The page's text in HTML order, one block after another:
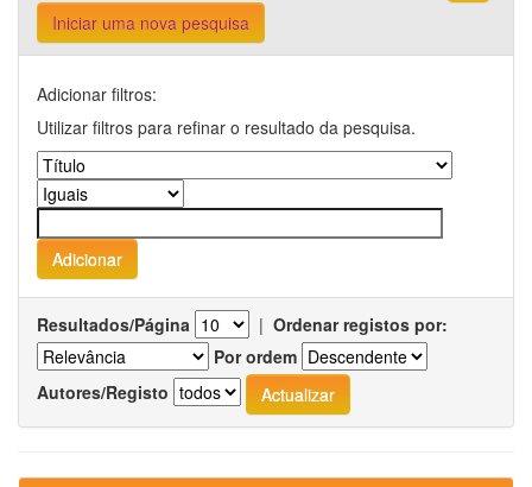
Iniciar uma nova pesquisa
Adicionar filtros:
Utilizar filtros para refinar o resultado da pesquisa.
Resultados/Página | Ordenar registos por:
Por ordem
Autores/Registo